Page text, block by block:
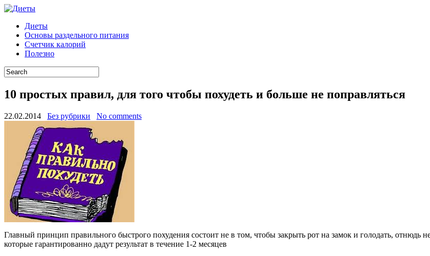
Диеты
Основы раздельного питания
Счетчик калорий
Полезно
10 простых правил, для того чтобы похудеть и больше не поправляться
22.02.2014 Без рубрики No comments
Главный принцип правильного быстрого похудения состоит не в том, чтобы закрыть рот на замок и голодать, отнюдь
которые гарантированно дадут результат в течение 1-2 месяцев